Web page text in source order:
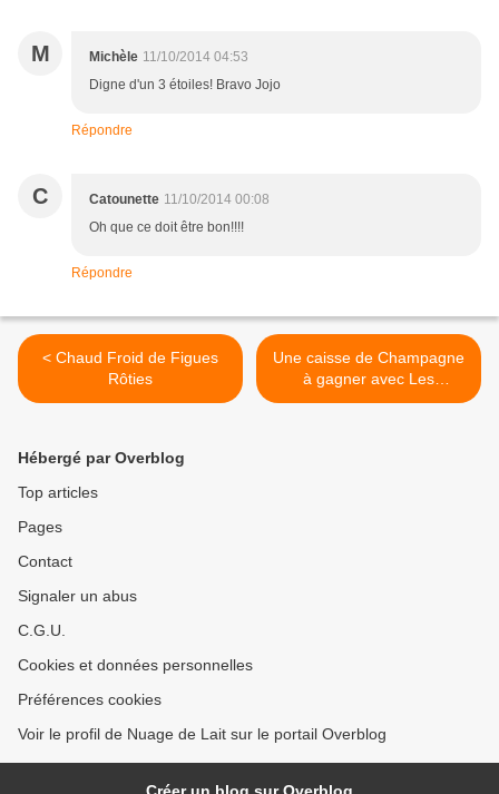
M Michèle 11/10/2014 04:53
Digne d'un 3 étoiles! Bravo Jojo
Répondre
C Catounette 11/10/2014 00:08
Oh que ce doit être bon!!!!
Répondre
< Chaud Froid de Figues
Rôties
Une caisse de Champagne
à gagner avec Les
Champagnes de Vignerons
Hébergé par Overblog
Top articles
Pages
Contact
Signaler un abus
C.G.U.
Cookies et données personnelles
Préférences cookies
Voir le profil de Nuage de Lait sur le portail Overblog